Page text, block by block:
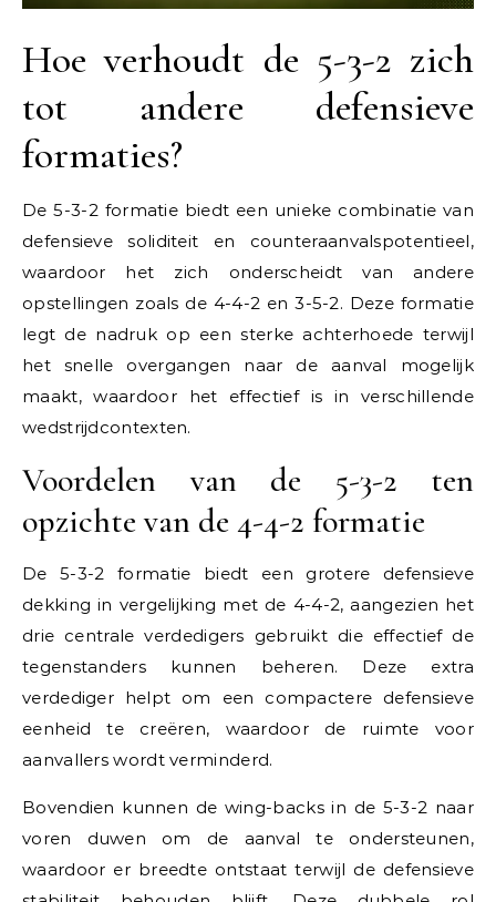
Hoe verhoudt de 5-3-2 zich
tot andere defensieve
formaties?
De 5-3-2 formatie biedt een unieke combinatie van
defensieve soliditeit en counteraanvalspotentieel,
waardoor het zich onderscheidt van andere
opstellingen zoals de 4-4-2 en 3-5-2. Deze formatie
legt de nadruk op een sterke achterhoede terwijl
het snelle overgangen naar de aanval mogelijk
maakt, waardoor het effectief is in verschillende
wedstrijdcontexten.
Voordelen van de 5-3-2 ten
opzichte van de 4-4-2 formatie
De 5-3-2 formatie biedt een grotere defensieve
dekking in vergelijking met de 4-4-2, aangezien het
drie centrale verdedigers gebruikt die effectief de
tegenstanders kunnen beheren. Deze extra
verdediger helpt om een compactere defensieve
eenheid te creëren, waardoor de ruimte voor
aanvallers wordt verminderd.
Bovendien kunnen de wing-backs in de 5-3-2 naar
voren duwen om de aanval te ondersteunen,
waardoor er breedte ontstaat terwijl de defensieve